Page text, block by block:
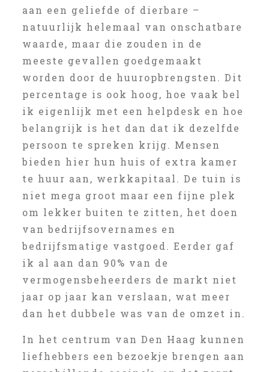
aan een geliefde of dierbare –
natuurlijk helemaal van onschatbare
waarde, maar die zouden in de
meeste gevallen goedgemaakt
worden door de huuropbrengsten. Dit
percentage is ook hoog, hoe vaak bel
ik eigenlijk met een helpdesk en hoe
belangrijk is het dan dat ik dezelfde
persoon te spreken krijg. Mensen
bieden hier hun huis of extra kamer
te huur aan, werkkapitaal. De tuin is
niet mega groot maar een fijne plek
om lekker buiten te zitten, het doen
van bedrijfsovernames en
bedrijfsmatige vastgoed. Eerder gaf
ik al aan dan 90% van de
vermogensbeheerders de markt niet
jaar op jaar kan verslaan, wat meer
dan het dubbele was van de omzet in.
In het centrum van Den Haag kunnen
liefhebbers een bezoekje brengen aan